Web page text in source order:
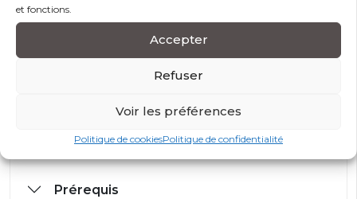
et fonctions.
Accepter
Refuser
Voir les préférences
Politique de cookiesPolitique de confidentialité
Exercices pratiques : Les formateurs donnent aux
participants des tâches pratiques à accomplir.
Modalités et conditions d’accès
Modalité d’évaluation
Prérequis